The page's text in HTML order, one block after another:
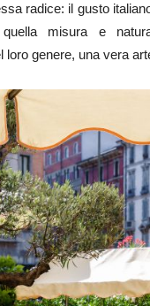
radice: il gusto
quella misura e
loro genere, una vera